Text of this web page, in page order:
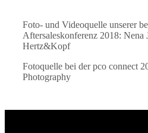
Foto- und Videoquelle unserer
Aftersaleskonferenz 2018: Nena
Hertz&Kopf
Fotoquelle bei der pco connect
Photography